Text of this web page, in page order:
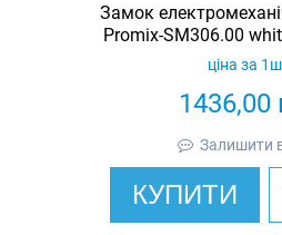
Замок
Promix-SM306.00
Б)
1436,00
ціна за
Залишити
КУПИТИ